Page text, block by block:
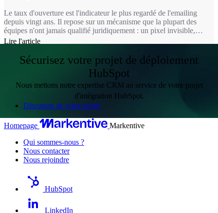
Le taux d'ouverture est l'indicateur le plus regardé de l'emailing
depuis vingt ans. Il repose sur un mécanisme que la plupart des
équipes n'ont jamais qualifié juridiquement : un pixel invisible,
chargé à l'ouverture du message. Depuis le 14 avril 2026, ce
pour une bonne partie de vos usages, mesurer une ouverture
suppose désormais le consentement du destinataire.
Lire l'article
Sécurisez votre projet de déploiement
HubSpot
Nous mettons notre expertise CRM au service de votre projet
d'intégration HubSpot.
Discutons de votre projet
Homepage
Markentive
Qui sommes-nous ?
Nous contacter
Nous rejoindre
HubSpot
LinkedIn